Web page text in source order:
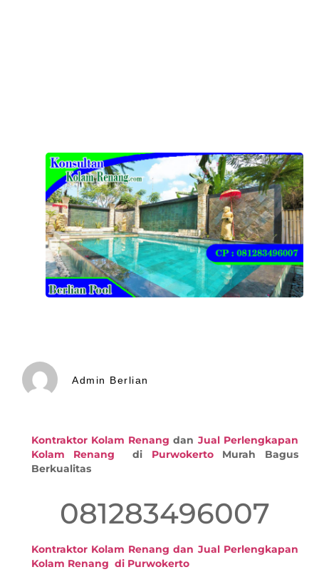
Admin Berlian
Kontraktor Kolam Renang dan Jual Perlengkapan
Kolam Renang
di Purwokerto
Murah Bagus
Berkualitas
081283496007
Kontraktor Kolam Renang dan Jual Perlengkapan
Kolam Renang di Purwokerto